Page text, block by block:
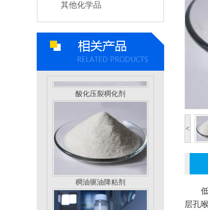
其他化学品
酸化压裂稠化剂
<
低渗
层孔